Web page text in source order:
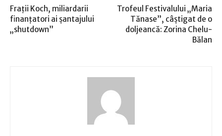
Fraţii Koch, miliardarii
finanţatori ai şantajului
„shutdown”
Trofeul Festivalului „Maria
Tănase”, câștigat de o
doljeancă: Zorina Chelu-
Bălan